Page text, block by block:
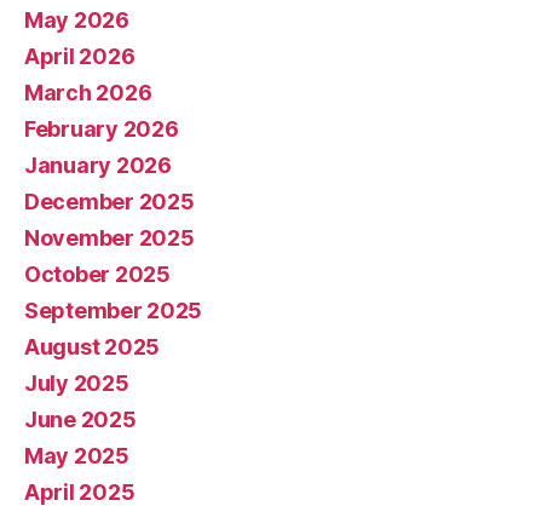
May 2026
April 2026
March 2026
February 2026
January 2026
December 2025
November 2025
October 2025
September 2025
August 2025
July 2025
June 2025
May 2025
April 2025